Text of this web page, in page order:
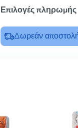
Επιλογές πληρωμής
Δωρεάν